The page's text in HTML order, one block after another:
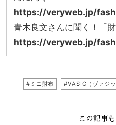
https://veryweb.jp/
青木良文さんに聞く！「
https://veryweb.jp/
#ミニ財布 #VASIC（ヴァジッ
この記事